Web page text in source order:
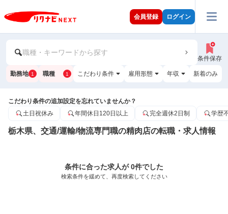
会員登録 ログイン
職種・キーワードから探す
条件保存
勤務地 1 職種 1 こだわり条件 雇用形態 年収 新着のみ
こだわり条件の追加設定を忘れていませんか？
土日祝休み
年間休日120日以上 完全週休2日制 学歴
栃木県、交通/運輸/物流専門職の精肉店の転職・求人情報
条件に合った求人が 0件でした
検索条件を緩めて、再度検索してください